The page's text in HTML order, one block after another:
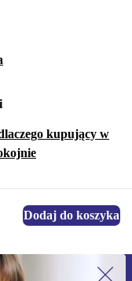
kupujący w
Dodaj do koszyka